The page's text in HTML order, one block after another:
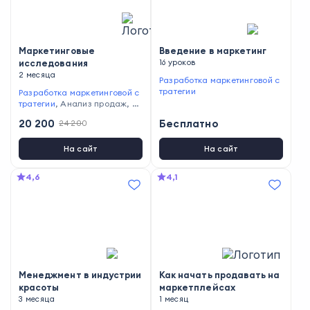
Маркетинговые
исследования
2 месяца
Разработка маркетинговой с
тратегии,Анализ продаж, О
ой аудитории
20 200 24 200
На сайт
Введение в маркетинг
16 уроков
Разработка маркетинговой с
тратегии
Бесплатно
На сайт
4,6
Менеджмент в индустрии
красоты
3 месяца
4,1
Как начать продавать на
маркетплейсах
1 месяц